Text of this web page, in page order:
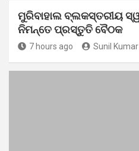
ମୁରିବାହାଲ ବ୍ଲକସ୍ତରୀୟ
ନିମନ୍ତେ ପ୍ରସ୍ତୁତି ବୈଠକ
7 hours ago Sunil